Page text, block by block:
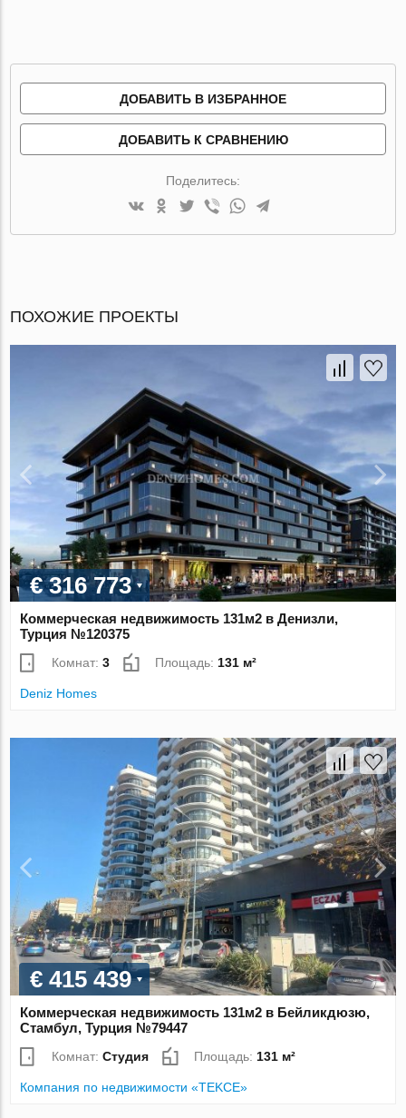
ДОБАВИТЬ В ИЗБРАННОЕ
ДОБАВИТЬ К СРАВНЕНИЮ
Поделитесь:
ПОХОЖИЕ ПРОЕКТЫ
€ 316 773
Коммерческая недвижимость 131м2 в Денизли,
Турция №120375
Комнат:3 Площадь:131 м²
Deniz Homes
€ 415 439
Коммерческая недвижимость 131м2 в Бейликдюзю,
Стамбул, Турция №79447
Комнат:Студия Площадь: 131 м²
Компания по недвижимости «TEKCE»